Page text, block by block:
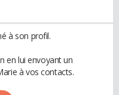
à son profil.
en lui envoyant un
à vos contacts.